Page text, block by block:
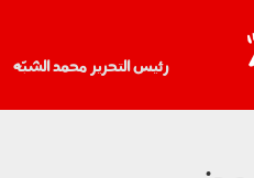
رئيس التحرير محمد الشبّه